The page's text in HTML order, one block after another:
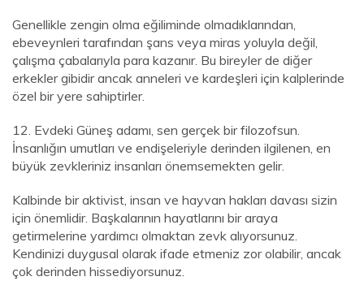
Genellikle zengin olma eğiliminde olmadıklarından,
ebeveynleri tarafından şans veya miras yoluyla değil,
çalışma çabalarıyla para kazanır. Bu bireyler de diğer
erkekler gibidir ancak anneleri ve kardeşleri için kalplerinde
özel bir yere sahiptirler.
12. Evdeki Güneş adamı, sen gerçek bir filozofsun.
İnsanlığın umutları ve endişeleriyle derinden ilgilenen, en
büyük zevkleriniz insanları önemsemekten gelir.
Kalbinde bir aktivist, insan ve hayvan hakları davası sizin
için önemlidir. Başkalarının hayatlarını bir araya
getirmelerine yardımcı olmaktan zevk alıyorsunuz.
Kendinizi duygusal olarak ifade etmeniz zor olabilir, ancak
çok derinden hissediyorsunuz.